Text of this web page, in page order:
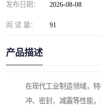
发布日期： 2026-08-08
阅 读 量： 91
产品描述
在现代工业制造领域，
冲、密封、减震等性能